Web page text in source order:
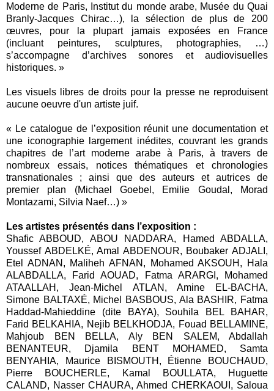
Moderne de Paris, Institut du monde arabe, Musée du Quai
Branly-Jacques Chirac…), la sélection de plus de 200
œuvres, pour la plupart jamais exposées en France
(incluant peintures, sculptures, photographies, …)
s’accompagne d’archives sonores et audiovisuelles
historiques. »
Les visuels libres de droits pour la presse ne reproduisent
aucune oeuvre d'un artiste juif.
« Le catalogue de l’exposition réunit une documentation et
une iconographie largement inédites, couvrant les grands
chapitres de l’art moderne arabe à Paris, à travers de
nombreux essais, notices thématiques et chronologies
transnationales ; ainsi que des auteurs et autrices de
premier plan (Michael Goebel, Emilie Goudal, Morad
Montazami, Silvia Naef…) »
Les artistes présentés dans l’exposition :
Shafic ABBOUD, ABOU NADDARA, Hamed ABDALLA,
Youssef ABDELKÉ, Amal ABDENOUR, Boubaker ADJALI,
Etel ADNAN, Maliheh AFNAN, Mohamed AKSOUH, Hala
ALABDALLA, Farid AOUAD, Fatma ARARGI, Mohamed
ATAALLAH, Jean-Michel ATLAN, Amine EL-BACHA,
Simone BALTAXÉ, Michel BASBOUS, Ala BASHIR, Fatma
Haddad-Mahieddine (dite BAYA), Souhila BEL BAHAR,
Farid BELKAHIA, Nejib BELKHODJA, Fouad BELLAMINE,
Mahjoub BEN BELLA, Aly BEN SALEM, Abdallah
BENANTEUR, Djamila BENT MOHAMED, Samta
BENYAHIA, Maurice BISMOUTH, Étienne BOUCHAUD,
Pierre BOUCHERLE, Kamal BOULLATA, Huguette
CALAND, Nasser CHAURA, Ahmed CHERKAOUI, Saloua